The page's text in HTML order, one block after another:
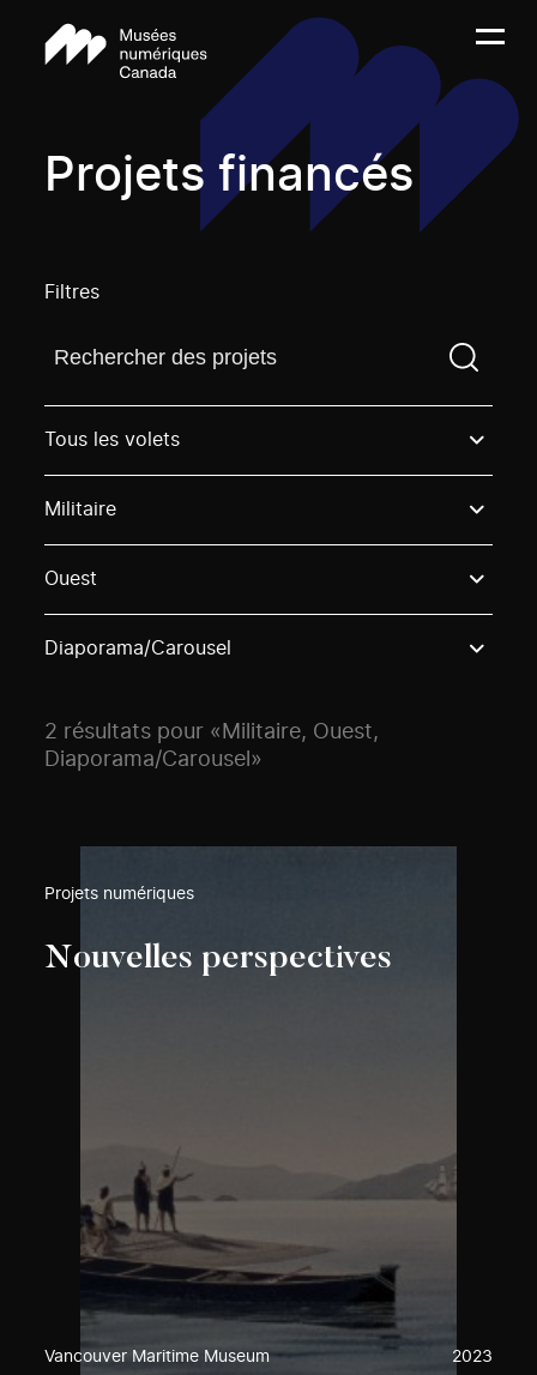
Projets financés
Filtres
Trouvez un projetVous devez saisir un terme de
Tous les volets
Militaire
Ouest
Diaporama/Carousel
2 résultats pour «Militaire, Ouest,
Diaporama/Carousel»
Projets numériques
Nouvelles perspectives
Vancouver Maritime Museum 2023